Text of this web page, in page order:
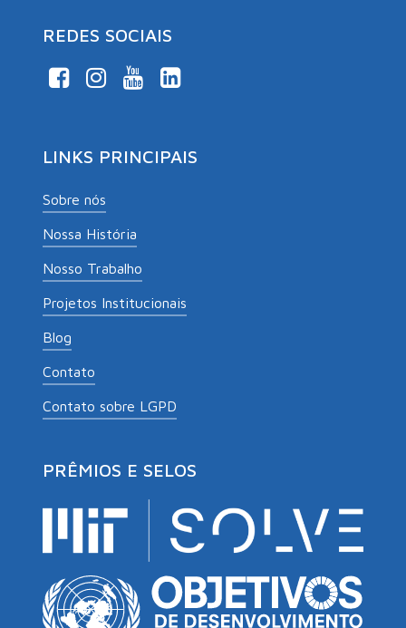
REDES SOCIAIS
LINKS PRINCIPAIS
Sobre nós
Nossa História
Nosso Trabalho
Projetos Institucionais
Blog
Contato
Contato sobre LGPD
PRÊMIOS E SELOS